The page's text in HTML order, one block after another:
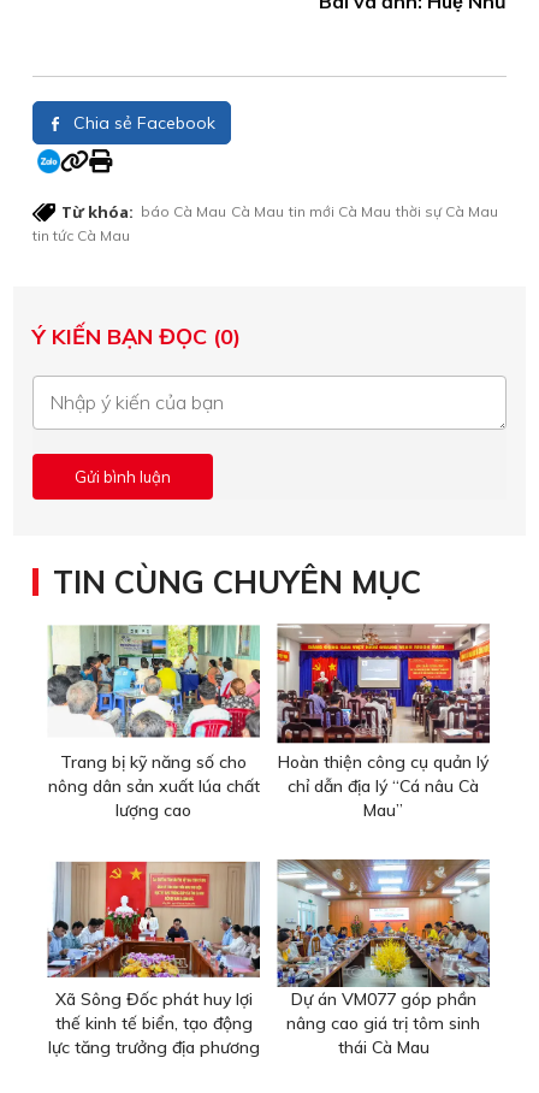
Chia sẻ Facebook
Từ khóa: báo Cà Mau Cà Mau tin mới Cà Mau thời sự Cà Mau
tin tức Cà Mau
Ý KIẾN BẠN ĐỌC (0)
TIN CÙNG CHUYÊN MỤC
Trang bị kỹ năng số cho
nông dân sản xuất lúa chất
lượng cao
Hoàn thiện công cụ quản lý
chỉ dẫn địa lý “Cá nâu Cà
Mau”
Xã Sông Đốc phát huy lợi
thế kinh tế biển, tạo động
lực tăng trưởng địa phương
Dự án VM077 góp phần
nâng cao giá trị tôm sinh
thái Cà Mau